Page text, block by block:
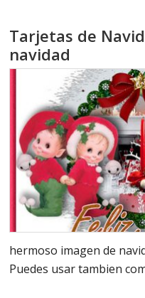
Tarjetas de
navidad
hermoso imagen de
Puedes usar tambien